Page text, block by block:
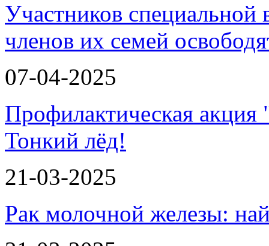
Участников
членов их семей
07-04-2025
Профилактическая
Тонкий лёд!
21-03-2025
Рак молочной железы: